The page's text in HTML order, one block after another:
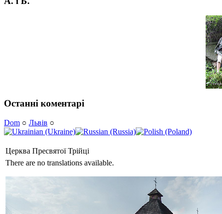
Останні коментарі
Dom ○ Львів ○
Церква Пресвятої Трійці
There are no translations available.